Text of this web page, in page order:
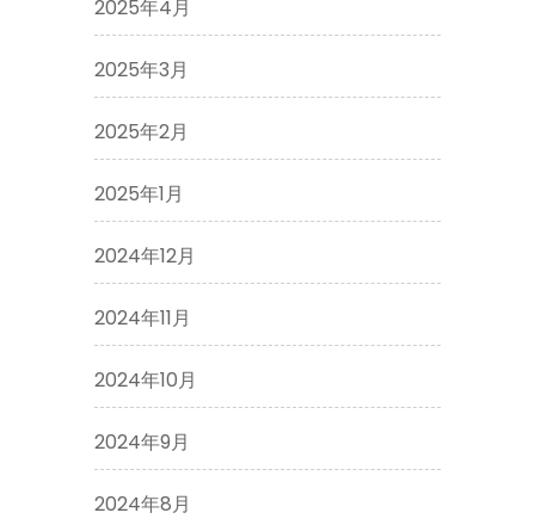
2025年4月
2025年3月
2025年2月
2025年1月
2024年12月
2024年11月
2024年10月
2024年9月
2024年8月